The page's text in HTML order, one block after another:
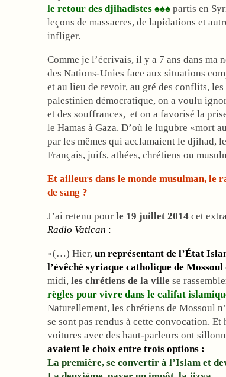
le retour des djihadistes ♠♠♠ partis en
leçons de massacres, de lapidations et
infliger.
Comme je l’écrivais, il y a 7 ans dans ma
des Nations-Unies face aux situations
et au lieu de revoir, au gré des conflits,
palestinien démocratique, on a voulu
et des souffrances, et on a favorisé la
le Hamas à Gaza. D’où le lugubre «mort
par les mêmes qui acclamaient le djihad,
Français, juifs, athées, chrétiens ou
Et ailleurs dans le monde musulman, le
de sang ?
J’ai retenu pour le 19 juillet 2014 cet
Radio Vatican :
«(…) Hier, un représentant de l’État
l’évêché syriaque catholique de Mossoul
midi, les chrétiens de la ville se
règles pour vivre dans le califat
Naturellement, les chrétiens de Mossoul
se sont pas rendus à cette convocation.
voitures avec des haut-parleurs ont
avaient le choix entre trois options :
La première, se convertir à l’Islam et